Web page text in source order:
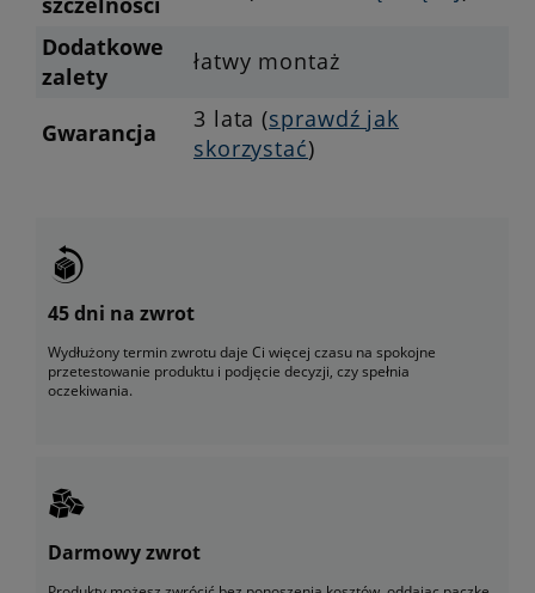
Dodatkowe
zalety
łatwy montaż
Gwarancja 3 lata (sprawdź jak
skorzystać)
45 dni na zwrot
Wydłużony termin zwrotu daje Ci więcej czasu na spokojne
przetestowanie produktu i podjęcie decyzji, czy spełnia
oczekiwania.
Darmowy zwrot